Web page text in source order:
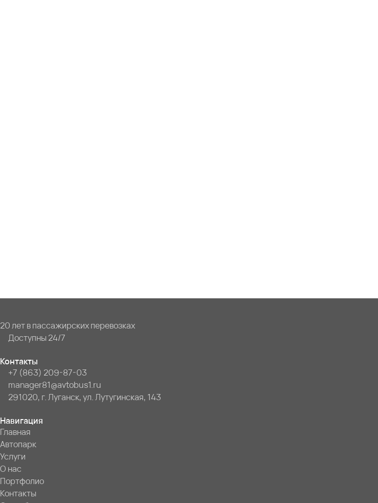
20 лет в пассажирских перевозках
Доступны 24/7
Контакты
+7 (863) 209-87-03
manager81@avtobus1.ru
291020, г. Луганск, ул. Лутугинская, 143
Навигация
Главная
Автопарк
Услуги
О нас
Портфолио
Контакты